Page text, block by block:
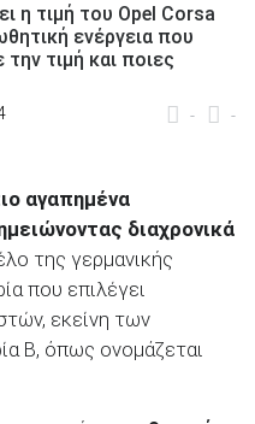
η τιμή του Opel Corsa
ενέργεια που
τιμή και ποιες
- -
αγαπημένα
διαχρονικά
της γερμανικής
που επιλέγει
εκείνη των
Β, όπως ονομάζεται